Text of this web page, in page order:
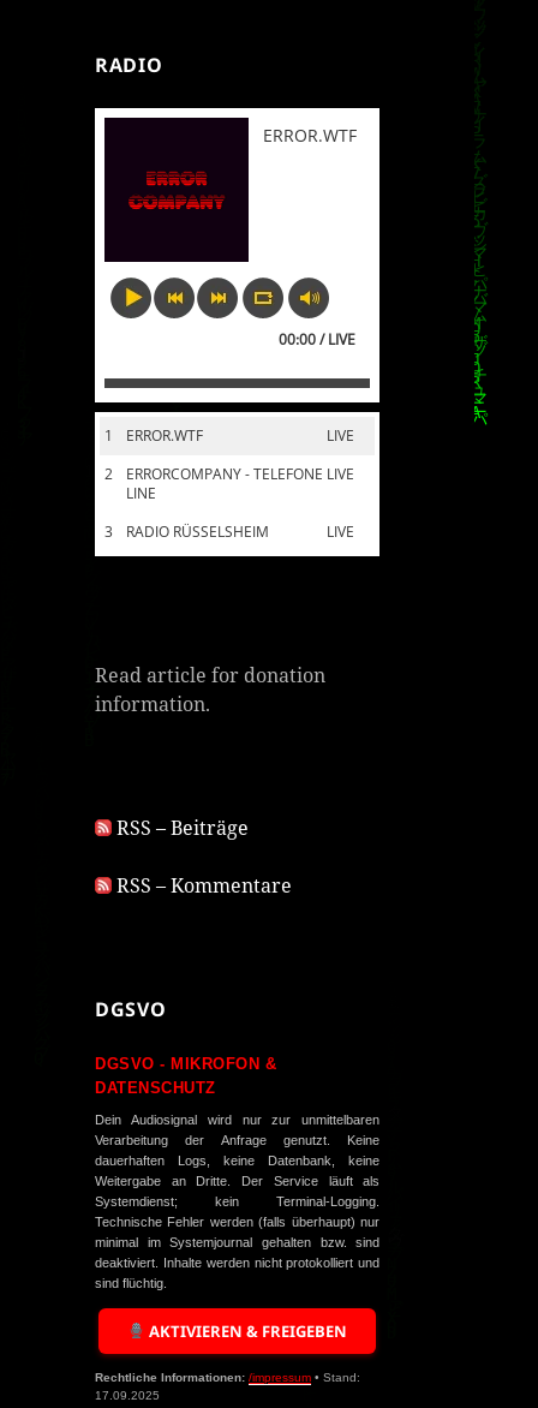
RADIO
ERROR.WTF
00:00 / LIVE
1 LIVE
ERROR.WTF
2
LIVE
ERRORCOMPANY - TELEFONE
LINE
3
LIVE
RADIO RÜSSELSHEIM
Read article for donation
information.
RSS – Beiträge
RSS – Kommentare
DGSVO
DGSVO - MIKROFON &
DATENSCHUTZ
Dein Audiosignal wird nur zur unmittelbaren
Verarbeitung der Anfrage genutzt. Keine
dauerhaften Logs, keine Datenbank, keine
Weitergabe an Dritte. Der Service läuft als
Systemdienst; kein Terminal-Logging.
Technische Fehler werden (falls überhaupt) nur
minimal im Systemjournal gehalten bzw. sind
deaktiviert. Inhalte werden nicht protokolliert und
sind flüchtig.
AKTIVIEREN & FREIGEBEN
Rechtliche Informationen: /impressum • Stand:
17.09.2025